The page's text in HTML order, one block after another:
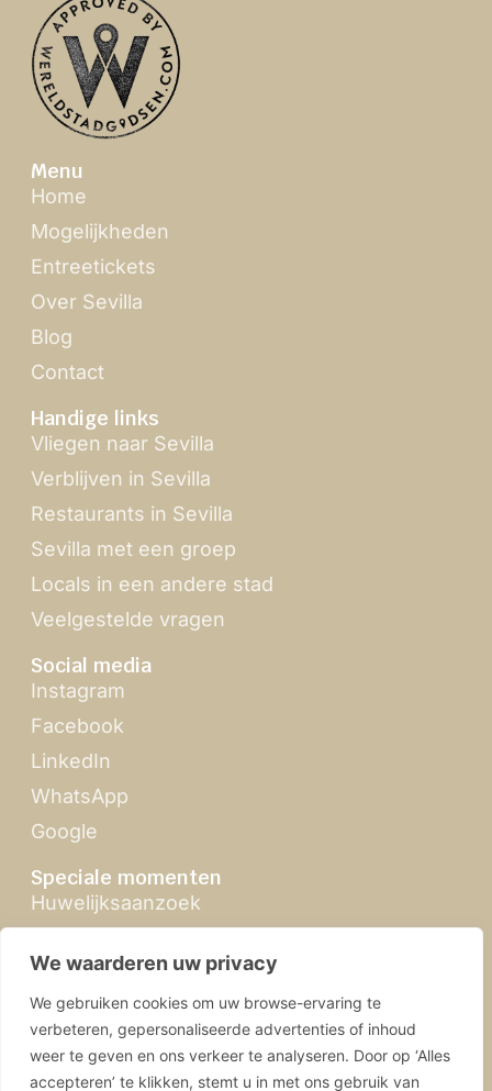
We waarderen uw privacy
We gebruiken cookies om uw browse-ervaring te
verbeteren, gepersonaliseerde advertenties of inhoud
weer te geven en ons verkeer te analyseren. Door op ‘Alles
accepteren’ te klikken, stemt u in met ons gebruik van
Menu
Home
Mogelijkheden
Entreetickets
Over Sevilla
Blog
Contact
Handige links
Vliegen naar Sevilla
Verblijven in Sevilla
Restaurants in Sevilla
Sevilla met een groep
Locals in een andere stad
Veelgestelde vragen
Social media
Instagram
Facebook
LinkedIn
WhatsApp
Google
Speciale momenten
Huwelijksaanzoek
Feria de Abril
Kerst in Sevilla